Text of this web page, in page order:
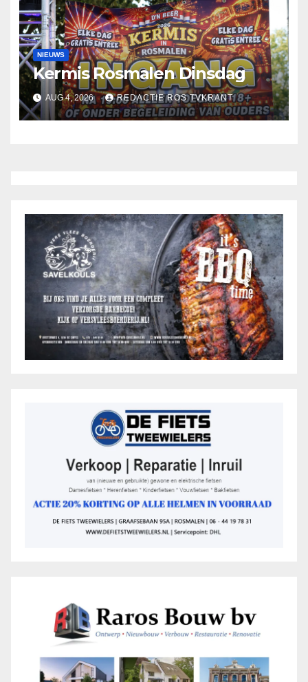
NIEUWS
Kermis Rosmalen Dinsdag
AUG 4, 2026 REDACTIE ROS TVKRANT